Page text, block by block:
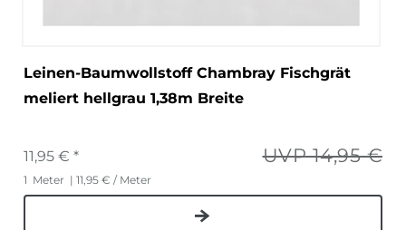
Leinen-Baumwollstoff Chambray Fischgrät
meliert hellgrau 1,38m Breite
UVP 14,95 €
11,95 € *
1 Meter | 11,95 € / Meter